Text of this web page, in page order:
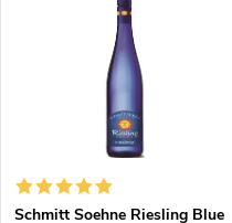
í
s
Schmitt Soehne Riesling Blue